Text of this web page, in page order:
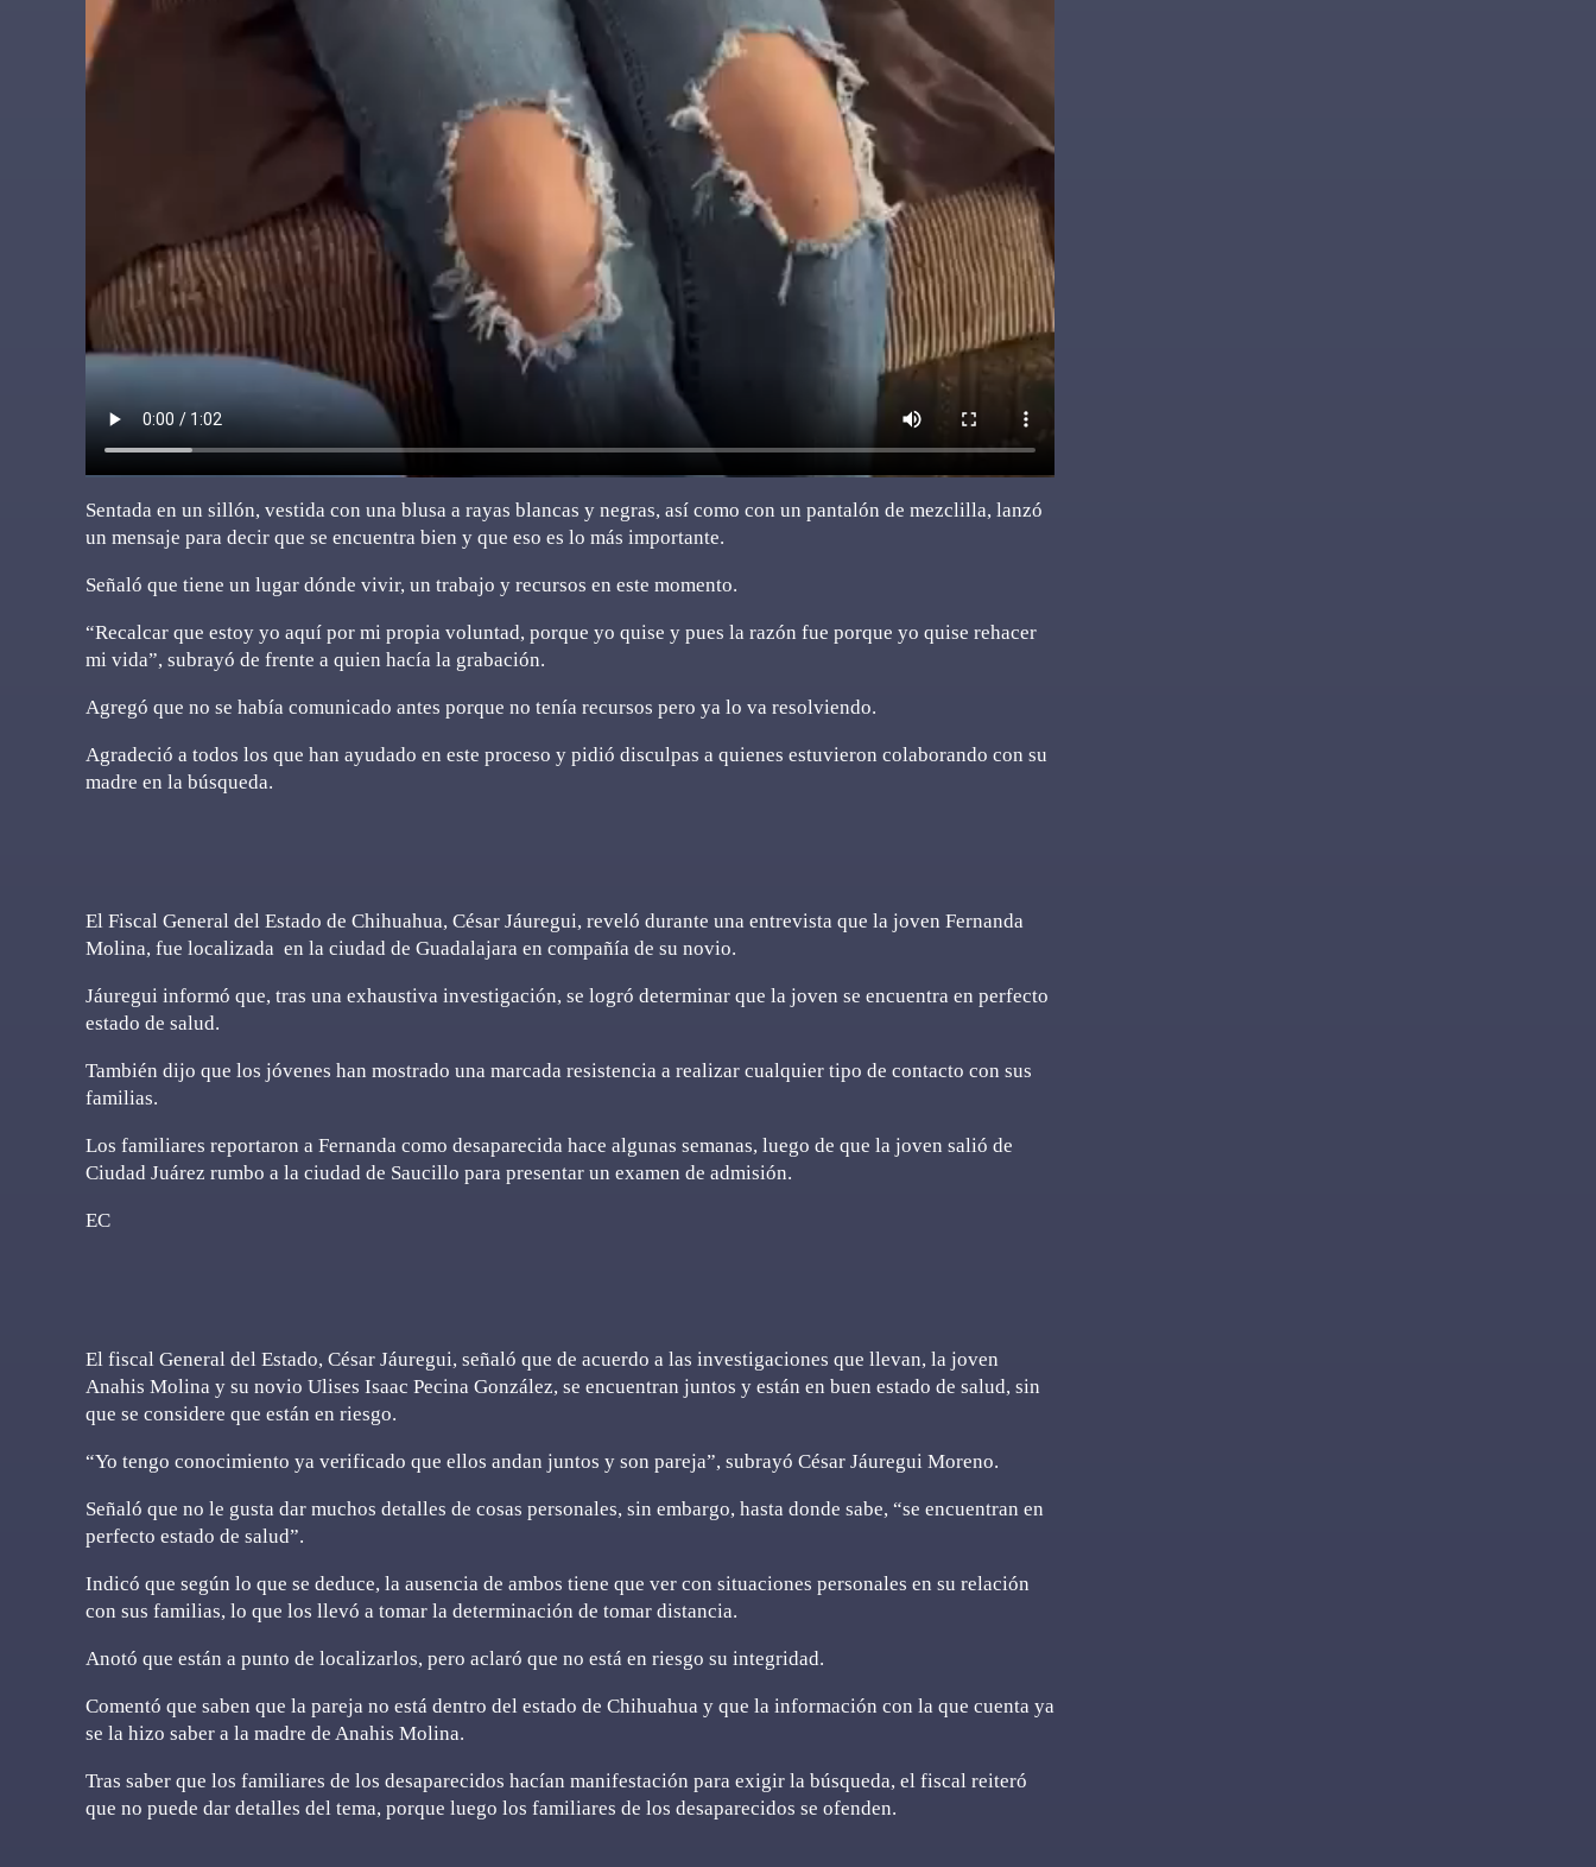
Sentada en un sillón, vestida con una blusa a rayas blancas y negras, así como con un pantalón de mezclilla, lanzó
un mensaje para decir que se encuentra bien y que eso es lo más importante.
Señaló que tiene un lugar dónde vivir, un trabajo y recursos en este momento.
“Recalcar que estoy yo aquí por mi propia voluntad, porque yo quise y pues la razón fue porque yo quise rehacer
mi vida”, subrayó de frente a quien hacía la grabación.
Agregó que no se había comunicado antes porque no tenía recursos pero ya lo va resolviendo.
Agradeció a todos los que han ayudado en este proceso y pidió disculpas a quienes estuvieron colaborando con su
madre en la búsqueda.
El Fiscal General del Estado de Chihuahua, César Jáuregui, reveló durante una entrevista que la joven Fernanda
Molina, fue localizada en la ciudad de Guadalajara en compañía de su novio.
Jáuregui informó que, tras una exhaustiva investigación, se logró determinar que la joven se encuentra en perfecto
estado de salud.
También dijo que los jóvenes han mostrado una marcada resistencia a realizar cualquier tipo de contacto con sus
familias.
Los familiares reportaron a Fernanda como desaparecida hace algunas semanas, luego de que la joven salió de
Ciudad Juárez rumbo a la ciudad de Saucillo para presentar un examen de admisión.
EC
El fiscal General del Estado, César Jáuregui, señaló que de acuerdo a las investigaciones que llevan, la joven
Anahis Molina y su novio Ulises Isaac Pecina González, se encuentran juntos y están en buen estado de salud, sin
que se considere que están en riesgo.
“Yo tengo conocimiento ya verificado que ellos andan juntos y son pareja”, subrayó César Jáuregui Moreno.
Señaló que no le gusta dar muchos detalles de cosas personales, sin embargo, hasta donde sabe, “se encuentran en
perfecto estado de salud”.
Indicó que según lo que se deduce, la ausencia de ambos tiene que ver con situaciones personales en su relación
con sus familias, lo que los llevó a tomar la determinación de tomar distancia.
Anotó que están a punto de localizarlos, pero aclaró que no está en riesgo su integridad.
Comentó que saben que la pareja no está dentro del estado de Chihuahua y que la información con la que cuenta ya
se la hizo saber a la madre de Anahis Molina.
Tras saber que los familiares de los desaparecidos hacían manifestación para exigir la búsqueda, el fiscal reiteró
que no puede dar detalles del tema, porque luego los familiares de los desaparecidos se ofenden.